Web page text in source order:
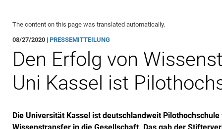
The content on this page was translated automatically.
08/27/2020 |PRESSEMITTEILUNG
Den Erfolg von
Uni Kassel ist
Die Universität Kassel ist deutschlandweit